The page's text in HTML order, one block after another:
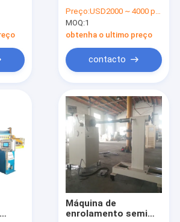
de
bobina do
transformador da
alta tensão e do LV
com condutor do fio
Preço:USD2000 ~ 4000 per set
MOQ:1
obtenha o ultimo preço
contacto
Máquina de
enrolamento semi